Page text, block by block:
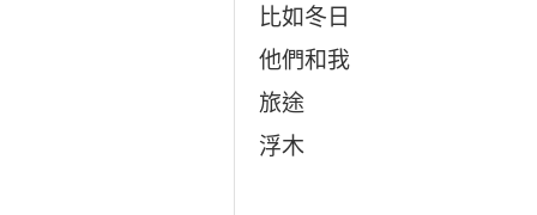
比如冬日
他們和我
旅途
浮木